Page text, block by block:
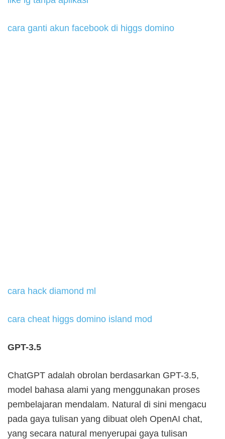
cara ganti akun facebook di higgs domino
cara hack diamond ml
cara cheat higgs domino island mod
GPT-3.5
ChatGPT adalah obrolan berdasarkan GPT-3.5,
model bahasa alami yang menggunakan proses
pembelajaran mendalam. Natural di sini mengacu
pada gaya tulisan yang dibuat oleh OpenAI chat,
yang secara natural menyerupai gaya tulisan